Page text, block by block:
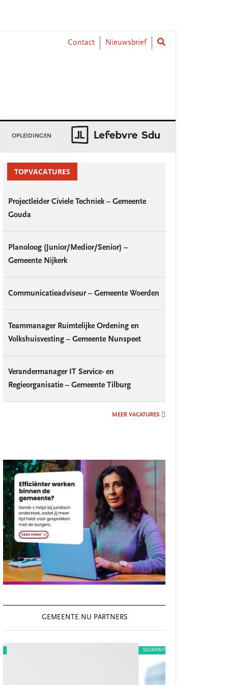
Contact
Nieuwsbrief
OPLEIDINGEN
TOPVACATURES
Projectleider Civiele Techniek – Gemeente
Gouda
Planoloog (Junior/Medior/Senior) –
Gemeente Nijkerk
Communicatieadviseur – Gemeente Woerden
Teammanager Ruimtelijke Ordening en
Volkshuisvesting – Gemeente Nunspeet
Verandermanager IT Service- en
Regieorganisatie – Gemeente Tilburg
MEER VACATURES
GEMEENTE.NU PARTNERS